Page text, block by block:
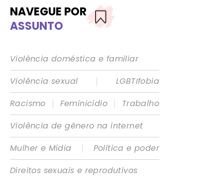
NAVEGUE POR
ASSUNTO
Violência doméstica e familiar
Violência sexual
|
LGBTIfobia
Racismo
| Feminicídio |
Trabalho
Violência de gênero na internet
Mulher e Mídia
|
Política e poder
Direitos sexuais e reprodutivos